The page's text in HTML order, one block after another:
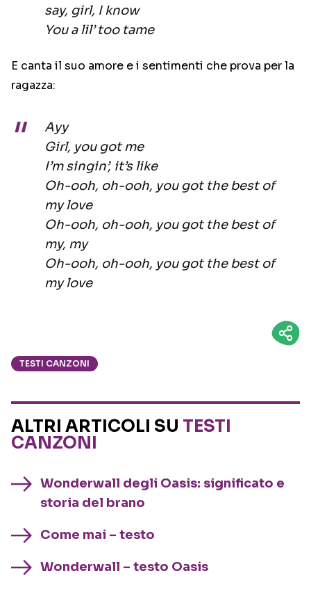
say, girl, I know
You a lil’ too tame
E canta il suo amore e i sentimenti che prova per la
ragazza:
Ayy
Girl, you got me
I’m singin’, it’s like
Oh-ooh, oh-ooh, you got the best of
my love
Oh-ooh, oh-ooh, you got the best of
my, my
Oh-ooh, oh-ooh, you got the best of
my love
TESTI CANZONI
ALTRI ARTICOLI SU TESTI
CANZONI
Wonderwall degli Oasis: significato e
storia del brano
Come mai – testo
Wonderwall – testo Oasis